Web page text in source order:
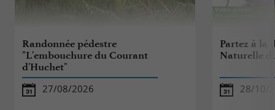
Randonnée pédestre
"L'embouchure du Courant
d'Huchet"
27/08/2026
Partez à la
Naturelle
28/10/